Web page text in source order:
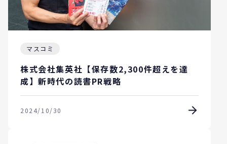
マスコミ
株式会社集英社【保存数2,300件超えを達
成】新時代の読書PR戦略
2024/10/30